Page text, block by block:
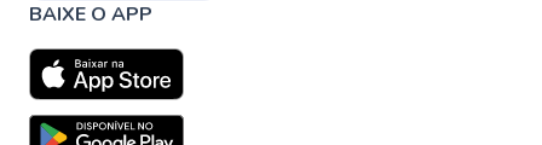
BAIXE O APP